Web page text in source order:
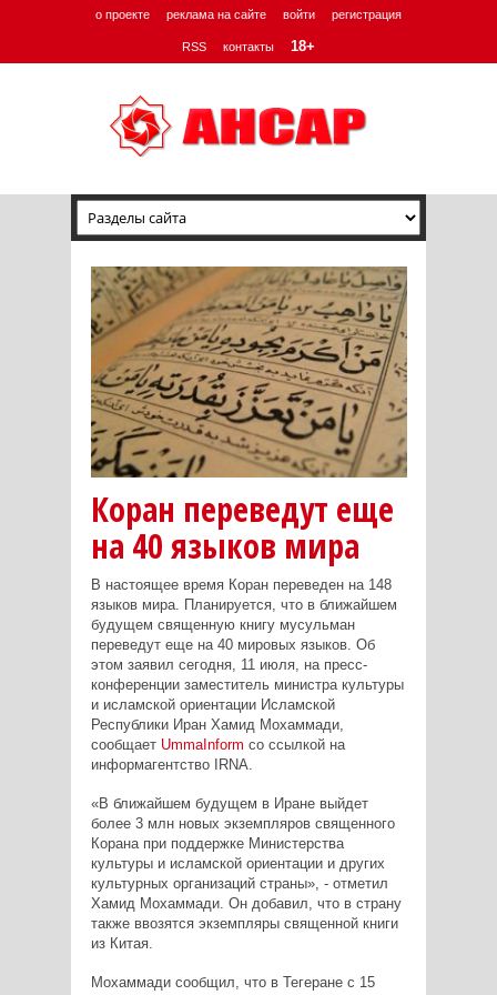
о проекте реклама на сайте войти регистрация
RSS контакты 18+
Коран переведут еще
на 40 языков мира
В настоящее время Коран переведен на 148
языков мира. Планируется, что в ближайшем
будущем священную книгу мусульман
переведут еще на 40 мировых языков. Об
этом заявил сегодня, 11 июля, на пресс-
конференции заместитель министра культуры
и исламской ориентации Исламской
Республики Иран Хамид Мохаммади,
сообщает UmmaInform со ссылкой на
информагентство IRNA.
«В ближайшем будущем в Иране выйдет
более 3 млн новых экземпляров священного
Корана при поддержке Министерства
культуры и исламской ориентации и других
культурных организаций страны», - отметил
Хамид Мохаммади. Он добавил, что в страну
также ввозятся экземпляры священной книги
из Китая.
Мохаммади сообщил, что в Тегеране с 15